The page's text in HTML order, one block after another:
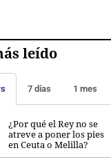
leído
7 días 1 mes
¿Por qué el Rey no se
atreve a poner los pies
en Ceuta o Melilla?